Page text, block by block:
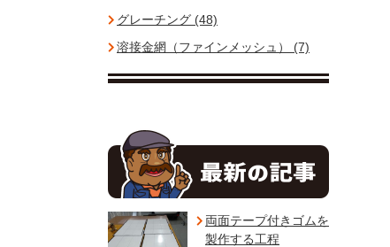
グレーチング (48)
溶接金網（ファインメッシュ） (7)
両面テープ付きゴムを
製作する工程